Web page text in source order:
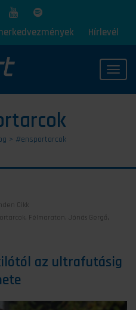
Hírlevél
> #ensportarcok
Cikk
, Félmaraton , Jónás Gergő,
az ultrafutásig